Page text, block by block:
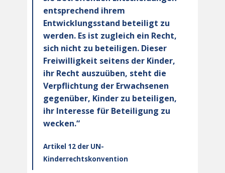
entsprechend ihrem
Entwicklungsstand beteiligt zu
werden. Es ist zugleich ein Recht,
sich nicht zu beteiligen. Dieser
Freiwilligkeit seitens der Kinder,
ihr Recht auszuüben, steht die
Verpflichtung der Erwachsenen
gegenüber, Kinder zu beteiligen,
ihr Interesse für Beteiligung zu
wecken.“
Artikel 12 der UN-
Kinderrechtskonvention